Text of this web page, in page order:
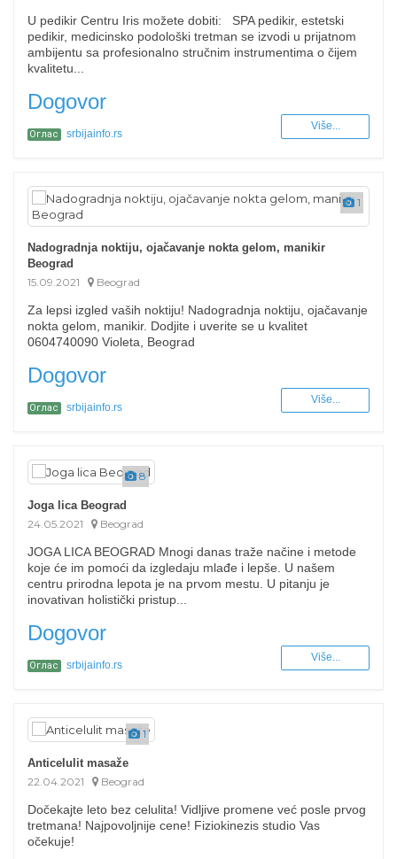
U pedikir Centru Iris možete dobiti: SPA pedikir, estetski
pedikir, medicinsko podološki tretman se izvodi u prijatnom
ambijentu sa profesionalno stručnim instrumentima o čijem
kvalitetu...
Dogovor
Оглас srbijainfo.rs
Više...
1
Nadogradnja noktiju, ojačavanje nokta gelom, manikir
Beograd
15.09.2021
Beograd
Za lepsi izgled vaših noktiju! Nadogradnja noktiju, ojačavanje
nokta gelom, manikir. Dodjite i uverite se u kvalitet
0604740090 Violeta, Beograd
Dogovor
Оглас srbijainfo.rs
Više...
8
Joga lica Beograd
24.05.2021
Beograd
JOGA LICA BEOGRAD Mnogi danas traže načine i metode
koje će im pomoći da izgledaju mlađe i lepše. U našem
centru prirodna lepota je na prvom mestu. U pitanju je
inovativan holistički pristup...
Dogovor
Оглас srbijainfo.rs
Više...
1
Anticelulit masaže
22.04.2021
Beograd
Dočekajte leto bez celulita! Vidljive promene već posle prvog
tretmana! Najpovoljnije cene! Fiziokinezis studio Vas
očekuje!